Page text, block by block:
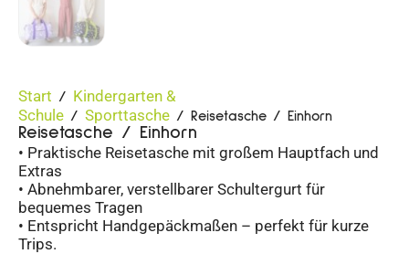
Start / Kindergarten &
Schule / Sporttasche / Reisetasche / Einhorn
Reisetasche / Einhorn
• Praktische Reisetasche mit großem Hauptfach und
Extras
• Abnehmbarer, verstellbarer Schultergurt für
bequemes Tragen
• Entspricht Handgepäckmaßen – perfekt für kurze
Trips.